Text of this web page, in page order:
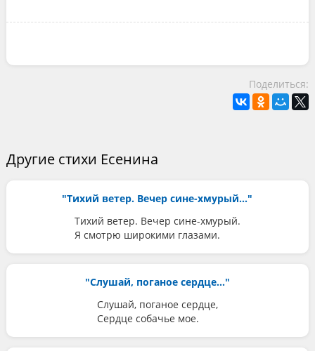
Поделиться:
Другие стихи Есенина
"Тихий ветер. Вечер сине-хмурый..."
Тихий ветер. Вечер сине-хмурый.
Я смотрю широкими глазами.
"Слушай, поганое сердце..."
Слушай, поганое сердце,
Сердце собачье мое.